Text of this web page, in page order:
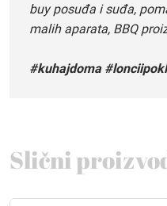
buy posuđa i suđa,
malih aparata, BBQ
#kuhajdoma
Slični